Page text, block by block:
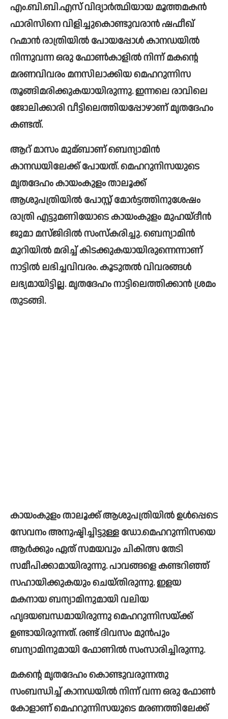
എം.ബി.ബി.എസ് വിദ്യാര്‍ത്ഥിയായ മൂത്തമകൻ
ഫാരിസിനെ വിളിച്ചുകൊണ്ടുവരാൻ ഷഫീഖ്
റഹ്മാൻ രാത്രിയില്‍ പോയപ്പോള്‍ കാനഡയില്‍
നിന്നുവന്ന ഒരു ഫോണ്‍കാളില്‍ നിന്ന് മകന്റെ
മരണവിവരം മനസിലാക്കിയ മെഹറുന്നിസ
തൂങ്ങിമരിക്കുകയായിരുന്നു. ഇന്നലെ രാവിലെ
ജോലിക്കാരി വീട്ടിലെത്തിയപ്പോഴാണ് മൃതദേഹം
കണ്ടത്.
ആറ് മാസം മുമ്ബാണ് ബെന്യാമിൻ
കാനഡയിലേക്ക് പോയത്. മെഹറുനിസയുടെ
മൃതദേഹം കായംകുളം താലൂക്ക്
ആശുപത്രിയില്‍ പോസ്റ്റ് മോര്‍ട്ടത്തിനുശേഷം
രാത്രി എട്ടുമണിയോടെ കായംകുളം മുഹയ്ദീൻ
ജുമാ മസ്ജിദില്‍ സംസ്കരിച്ചു. ബെന്യാമിൻ
മുറിയില്‍ മരിച്ച്‌ കിടക്കുകയായിരുന്നെന്നാണ്
നാട്ടില്‍ ലഭിച്ചവിവരം. കൂടുതല്‍ വിവരങ്ങള്‍
ലഭ്യമായിട്ടില്ല. മൃതദേഹം നാട്ടിലെത്തിക്കാൻ ശ്രമം
തുടങ്ങി.
കായംകുളം താലൂക്ക് ആശുപത്രിയില്‍ ഉള്‍പ്പെടെ
സേവനം അനുഷ്ടിച്ചിട്ടുള്ള ഡോ.മെഹറുന്നിസയെ
ആര്‍ക്കും ഏത് സമയവും ചികിത്സ തേടി
സമീപിക്കാമായിരുന്നു. പാവങ്ങളെ കണ്ടറിഞ്ഞ്
സഹായിക്കുകയും ചെയ്തിരുന്നു. ഇളയ
മകനായ ബന്യാമിനുമായി വലിയ
ഹൃദയബന്ധമായിരുന്നു മെഹറുന്നിസയ്ക്ക്
ഉണ്ടായിരുന്നത്. രണ്ട് ദിവസം മുൻപും
ബന്യാമിനുമായി ഫോണില്‍ സംസാരിച്ചിരുന്നു.
മകന്റെ മൃതദേഹം കൊണ്ടുവരുന്നതു
സംബന്ധിച്ച്‌ കാനഡയില്‍ നിന്ന് വന്ന ഒരു ഫോണ്‍
കോളാണ് മെഹറുന്നിസയുടെ മരണത്തിലേക്ക്